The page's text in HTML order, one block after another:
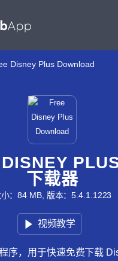
Disney Plus Download
下载器
：84 MB, 版本：5.4.1.1223
视频教学
序，用于快速免费下载